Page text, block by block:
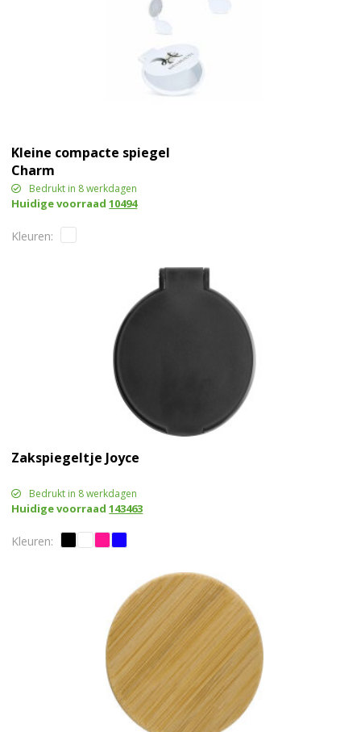
Kleine compacte spiegel
Charm
Bedrukt in 8 werkdagen
Huidige voorraad10494
Zakspiegeltje Joyce
Bedrukt in 8 werkdagen
Huidige voorraad143463